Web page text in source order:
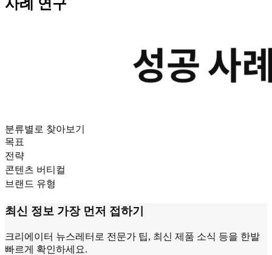
사례 연구
분류별로 찾아보기
목표
전략
콘텐츠 버티컬
브랜드 유형
최신 정보 가장 먼저 접하기
크리에이터 뉴스레터로 전문가 팁, 최신 제품 소식 등을 한발
빠르게 확인하세요.